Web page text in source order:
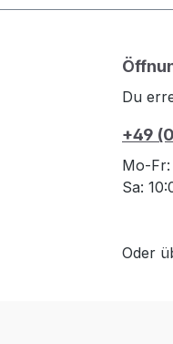
Du
+49
Mo-
Sa:
Oder